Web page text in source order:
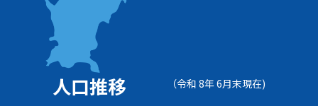
人口推移 （令和 8年 6月末現在)